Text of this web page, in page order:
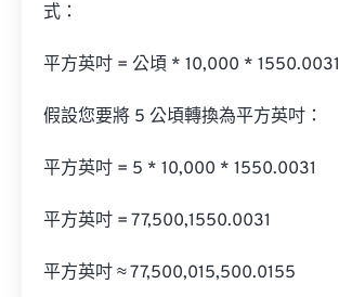
式：
平方英吋 = 公頃 * 10,000 * 1550.0031
假設您要將 5 公頃轉換為平方英吋：
平方英吋 = 5 * 10,000 * 1550.0031
平方英吋 = 77,500,1550.0031
平方英吋 ≈ 77,500,015,500.0155